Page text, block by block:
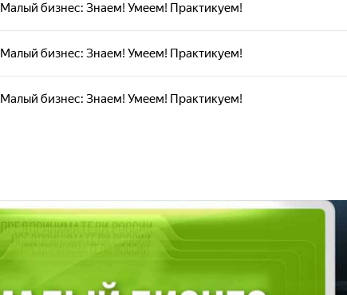
Малый бизнес: Знаем! Умеем! Практикуем!
Малый бизнес: Знаем! Умеем! Практикуем!
Малый бизнес: Знаем! Умеем! Практикуем!